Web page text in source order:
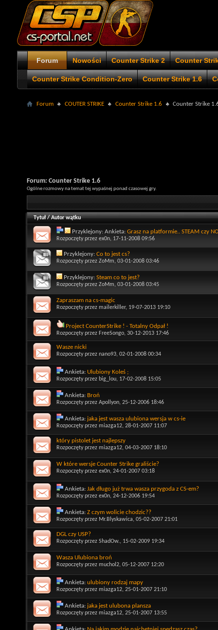
Forum Nowości Counter Strike 2 Counter
Counter Strike Condition-Zero Counter Strike 1.6
Forum COUTER STRIKE Counter Strike 1.6 Counter Strike
Forum: Counter Strike 1.6
Ogólne rozmowy na temat tej wypaśnej ponad czasowej gry.
Tytuł/Autor wątku
Przyklejony: Ankieta: Grasz na platformie.. STEAM czy
Rozpoczęty przez ex0n, 17-11-2008 09:56
Przyklejony: Co to jest cs?
Rozpoczęty przez ZoMm, 03-01-2008 03:46
Przyklejony: Steam co to jest?
Rozpoczęty przez ZoMm, 03-01-2008 03:45
Zapraszam na cs-magic
Rozpoczęty przez mailerkiller, 19-07-2013 19:10
Project CounterStrike ! - Totalny Odpał !
Rozpoczęty przez FreeSongo, 30-12-2013 17:46
Wasze nicki
Rozpoczęty przez nano93, 02-01-2008 00:34
Ankieta: Ulubiony Koleś ;
Rozpoczęty przez big_lou, 17-02-2008 15:05
Ankieta: Broń
Rozpoczęty przez Apollyon, 25-12-2006 18:46
Ankieta: jaka jest wasza ulubiona wersja w cs-ie
Rozpoczęty przez miazga12, 28-01-2007 11:07
który pistolet jest najlepszy
Rozpoczęty przez miazga12, 04-03-2007 18:10
W które wersje Counter Strike graliście?
Rozpoczęty przez ex0n, 24-01-2007 03:18
Ankieta: Jak długo już trwa wasza przygoda z CS-em?
Rozpoczęty przez ex0n, 24-12-2006 19:54
Ankieta: Z czym wolicie chodzic??
Rozpoczęty przez Mr.Blyskawica, 05-02-2007 21:01
DGL czy USP?
Rozpoczęty przez ShadOw., 15-02-2009 19:34
Wasza Ulubiona broń
Rozpoczęty przez muchol2, 05-12-2007 12:20
Ankieta: ulubiony rodzaj mapy
Rozpoczęty przez miazga12, 25-01-2007 21:10
Ankieta: jaka jest ulubona plansza
Rozpoczęty przez miazga12, 25-01-2007 13:55